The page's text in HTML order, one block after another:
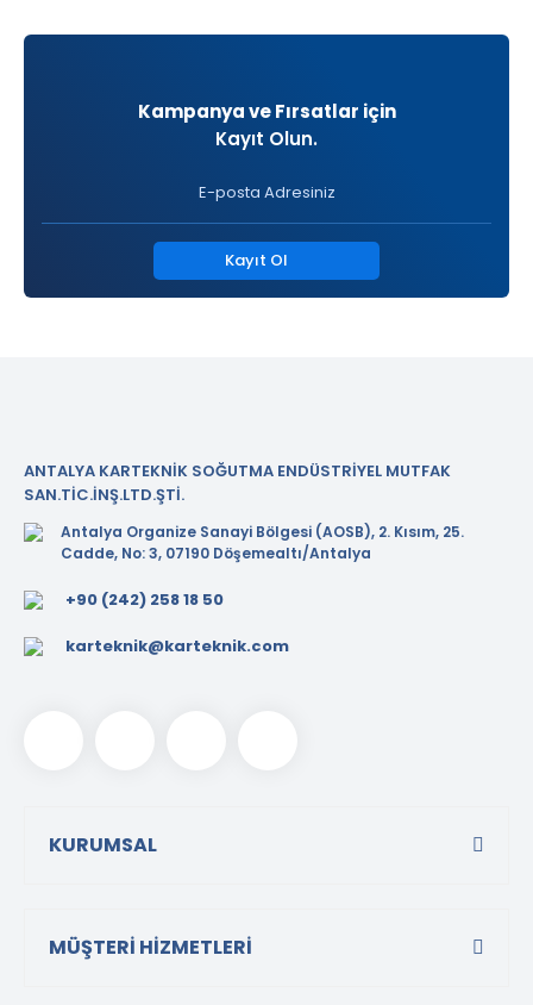
Kampanya ve Fırsatlar için
Kayıt Olun.
Kayıt Ol
ANTALYA KARTEKNİK SOĞUTMA ENDÜSTRİYEL MUTFAK
SAN.TİC.İNŞ.LTD.ŞTİ.
Antalya Organize Sanayi Bölgesi (AOSB), 2. Kısım, 25.
Cadde, No: 3, 07190 Döşemealtı/Antalya
+90 (242) 258 18 50
karteknik@karteknik.com
KURUMSAL
MÜŞTERİ HİZMETLERİ